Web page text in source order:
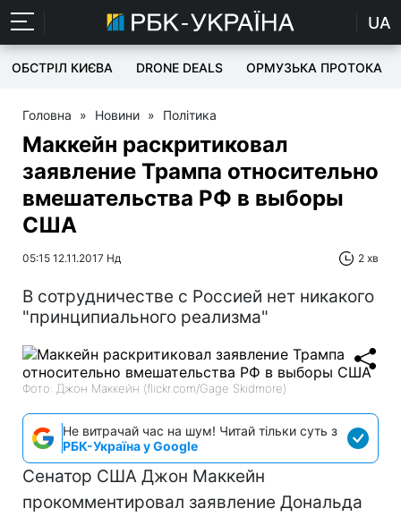
UA
ОБСТРІЛ КИЄВА DRONE DEALS ОРМУЗЬКА ПРОТОКА
Головна » Новини » Політика
Маккейн раскритиковал
заявление Трампа относительно
вмешательства РФ в выборы
США
05:15 12.11.2017 Нд 2 хв
В сотрудничестве с Россией нет никакого
"принципиального реализма"
Фото: Джон Маккейн (flickr.com/Gage Skidmore)
Не витрачай час на шум! Читай тільки суть з
РБК-Україна у Google
Сенатор США Джон Маккейн
прокомментировал заявление Дональда